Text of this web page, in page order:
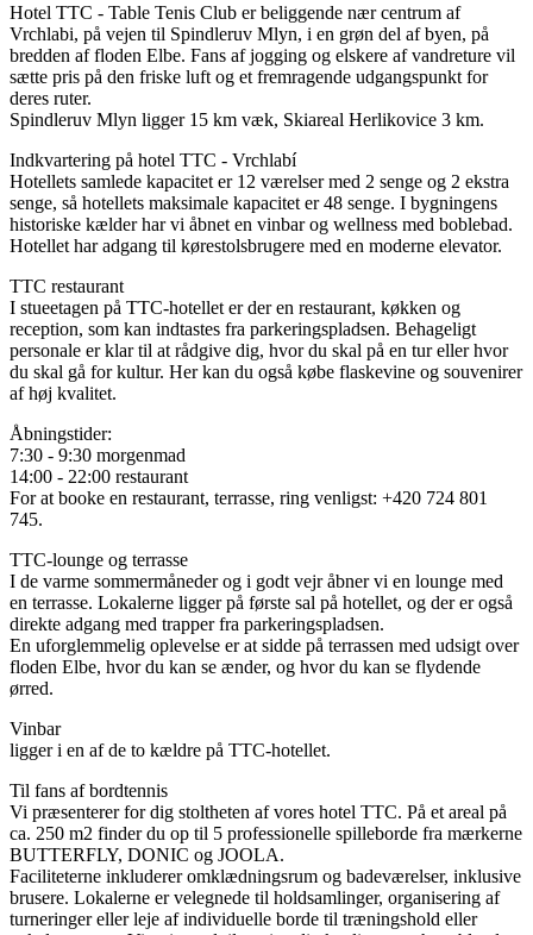
Hotel TTC - Table Tenis Club er beliggende nær centrum af
Vrchlabi, på vejen til Spindleruv Mlyn, i en grøn del af byen, på
bredden af ​​floden Elbe. Fans af jogging og elskere af vandreture vil
sætte pris på den friske luft og et fremragende udgangspunkt for
deres ruter.
Spindleruv Mlyn ligger 15 km væk, Skiareal Herlikovice 3 km.
Indkvartering på hotel TTC - Vrchlabí
Hotellets samlede kapacitet er 12 værelser med 2 senge og 2 ekstra
senge, så hotellets maksimale kapacitet er 48 senge. I bygningens
historiske kælder har vi åbnet en vinbar og wellness med boblebad.
Hotellet har adgang til kørestolsbrugere med en moderne elevator.
TTC restaurant
I stueetagen på TTC-hotellet er der en restaurant, køkken og
reception, som kan indtastes fra parkeringspladsen. Behageligt
personale er klar til at rådgive dig, hvor du skal på en tur eller hvor
du skal gå for kultur. Her kan du også købe flaskevine og souvenirer
af høj kvalitet.
Åbningstider:
7:30 - 9:30 morgenmad
14:00 - 22:00 restaurant
For at booke en restaurant, terrasse, ring venligst: +420 724 801
745.
TTC-lounge og terrasse
I de varme sommermåneder og i godt vejr åbner vi en lounge med
en terrasse. Lokalerne ligger på første sal på hotellet, og der er også
direkte adgang med trapper fra parkeringspladsen.
En uforglemmelig oplevelse er at sidde på terrassen med udsigt over
floden Elbe, hvor du kan se ænder, og hvor du kan se flydende
ørred.
Vinbar
ligger i en af ​​de to kældre på TTC-hotellet.
Til fans af bordtennis
Vi præsenterer for dig stoltheten af ​​vores hotel TTC. På et areal på
ca. 250 m2 finder du op til 5 professionelle spilleborde fra mærkerne
BUTTERFLY, DONIC og JOOLA.
Faciliteterne inkluderer omklædningsrum og badeværelser, inklusive
brusere. Lokalerne er velegnede til holdsamlinger, organisering af
turneringer eller leje af individuelle borde til træningshold eller